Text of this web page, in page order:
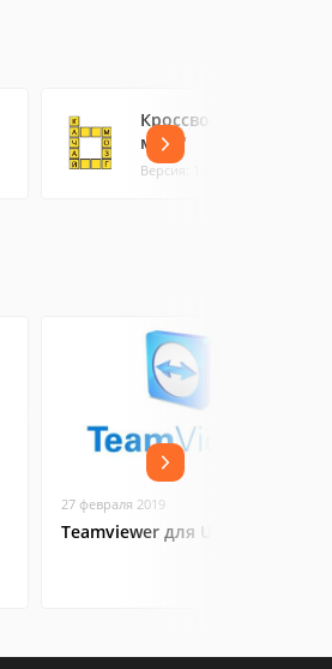
Кроссворды "Качай
мозг"
Версия: 1.0 (3.21 МБ)
27 февраля 2019
Teamviewer для Ubuntu